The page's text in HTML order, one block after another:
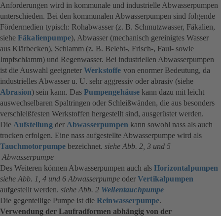
Anforderungen wird in kommunale und industrielle Abwasserpumpen
unterschieden. Bei den kommunalen Abwasserpumpen sind folgende
Fördermedien typisch: Rohabwasser (z. B. Schmutzwasser, Fäkalien,
siehe Fäkalienpumpe), Abwasser (mechanisch gereinigtes Wasser
aus Klärbecken), Schlamm (z. B. Belebt-, Frisch-, Faul- sowie
Impfschlamm) und Regenwasser. Bei industriellen Abwasserpumpen
ist die Auswahl geeigneter Werkstoffe von enormer Bedeutung, da
industrielles Abwasser u. U. sehr aggressiv oder abrasiv (siehe
Abrasion) sein kann. DasPumpengehäuse kann dazu mit leicht
auswechselbaren Spaltringen oder Schleißwänden, die aus besonders
verschleißfesten Werkstoffen hergestellt sind, ausgerüstet werden.
Die Aufstellung der Abwasserpumpen (öffnet
in
einem
Tab)
kann sowohl nass als auch
trocken erfolgen. Eine nass aufgestellte Abwasserpumpe wird als
Tauchmotorpumpe bezeichnet.siehe Abb. 2, 3 und 5
Abwasserpumpe
Des Weiteren können Abwasserpumpen auch als Horizontalpumpen
siehe Abb. 1, 4 und 6 Abwasserpumpe oder Vertikalpumpen
aufgestellt werden. siehe Abb. 2 Wellentauchpumpe
Die gegenteilige Pumpe ist die Reinwasserpumpe.
Verwendung der Laufradformen abhängig von der